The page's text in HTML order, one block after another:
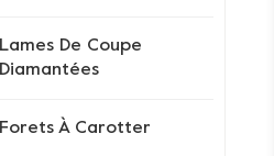
Lames De Coupe
Diamantées
Forets À Carotter